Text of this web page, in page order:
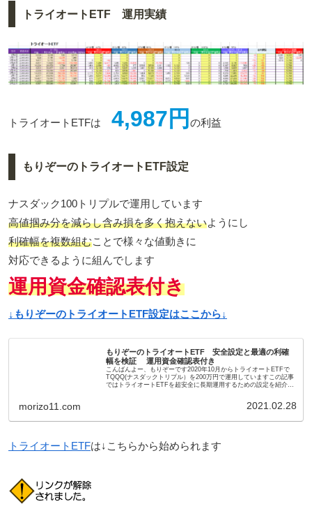
トライオートETF 運用実績
トライオートETFは 4,987円 の利益
もりぞーのトライオートETF設定
ナスダック100トリプルで運用しています
高値掴み分を減らし含み損を多く抱えないようにし
利確幅を複数組むことで様々な値動きに
対応できるように組んでします
運用資金確認表付き
↓もりぞーのトライオートETF設定はここから↓
もりぞーのトライオートETF 安全設定と最適の利確
幅を検証 運用資金確認表付き
こんばんよー、もりぞーです2020年10月からトライオートETFで
TQQQ(ナスダックトリプル）を200万円で運用していますこの記事
ではトライオートETFを超安全に長期運用するための設定を紹介し
morizo11.com 2021.02.28
トライオートETFは↓こちらから始められます